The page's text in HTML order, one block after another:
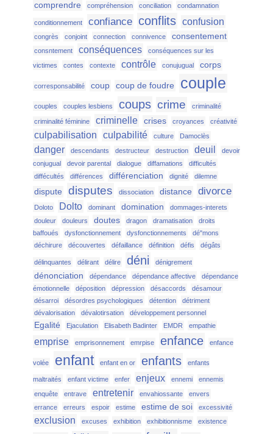
comprendre compréhension conciliation condamnation
conditionnement confiance conflits confusion
congrès conjoint connection connivence consentement
consntement conséquences
conséquences sur les
victimes
contes contexte contrôle conujugual corps
corresponsabilité coup coup de foudre couple
couples couples lesbiens coups crime criminalité
criminalité féminine criminelle crises croyances créativité
culpabilisation culpabilité culture Damoclès
danger descendants destructeur destruction deuil
devoir
conjugual
devoir parental dialogue diffamations
difficultés
diffécultés
différences différenciation dignité dilemne
dispute disputes dissociation distance divorce
Doloto Dolto dominant domination
dommages-interets
douleur
douleurs doutes dragon dramatisation
droits
baffoués
dysfonctionnement dysfonctionnements
dé"mons
déchirure
découvertes défaillance définition défis dégâts
délinquantes délirant délire déni dénigrement
dénonciation dépendance dépendance affective
dépendance
émotionnelle
déposition dépression désaccords
désamour
désarroi
désordres psychologiques détention
détriment
dévalorisation
dévalotirsation développement personnel
Egalité Ejaculation Elisabeth Badinter EMDR empathie
emprise emprisonnement emrpise enfance enfance
volée enfant enfant en or enfants enfants
maltraités enfant victime enfer enjeux ennemi
ennemis
enquête
entrave entretenir envahiossante
envers
errance
erreurs espoir estime estime de soi excessivité
exclusion excuses exhibition exhibitionnisme existence